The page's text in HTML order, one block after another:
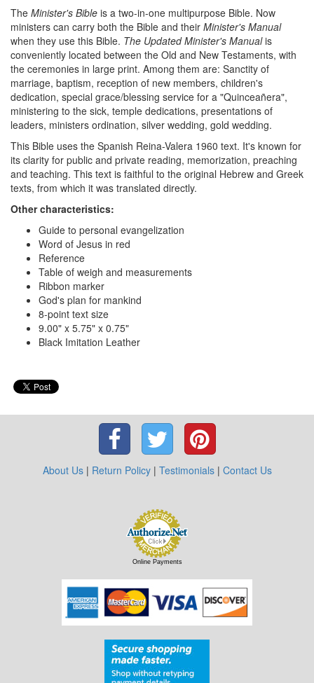
The Minister's Bible is a two-in-one multipurpose Bible. Now
ministers can carry both the Bible and their Minister's Manual
when they use this Bible. The Updated Minister's Manualis
conveniently located between the Old and New Testaments, with
the ceremonies in large print. Among them are: Sanctity of
marriage, baptism, reception of new members, children's
dedication, special grace/blessing service for a "Quinceañera",
ministering to the sick, temple dedications, presentations of
leaders, ministers ordination, silver wedding, gold wedding.
This Bible uses the Spanish Reina-Valera 1960 text. It's known for
its clarity for public and private reading, memorization, preaching
and teaching. This text is faithful to the original Hebrew and Greek
texts, from which it was translated directly.
Other characteristics:
Guide to personal evangelization
Word of Jesus in red
Reference
Table of weigh and measurements
Ribbon marker
God's plan for mankind
8-point text size
9.00" x 5.75" x 0.75"
Black Imitation Leather
About Us| Return Policy| Testimonials| Contact Us
Online Payments